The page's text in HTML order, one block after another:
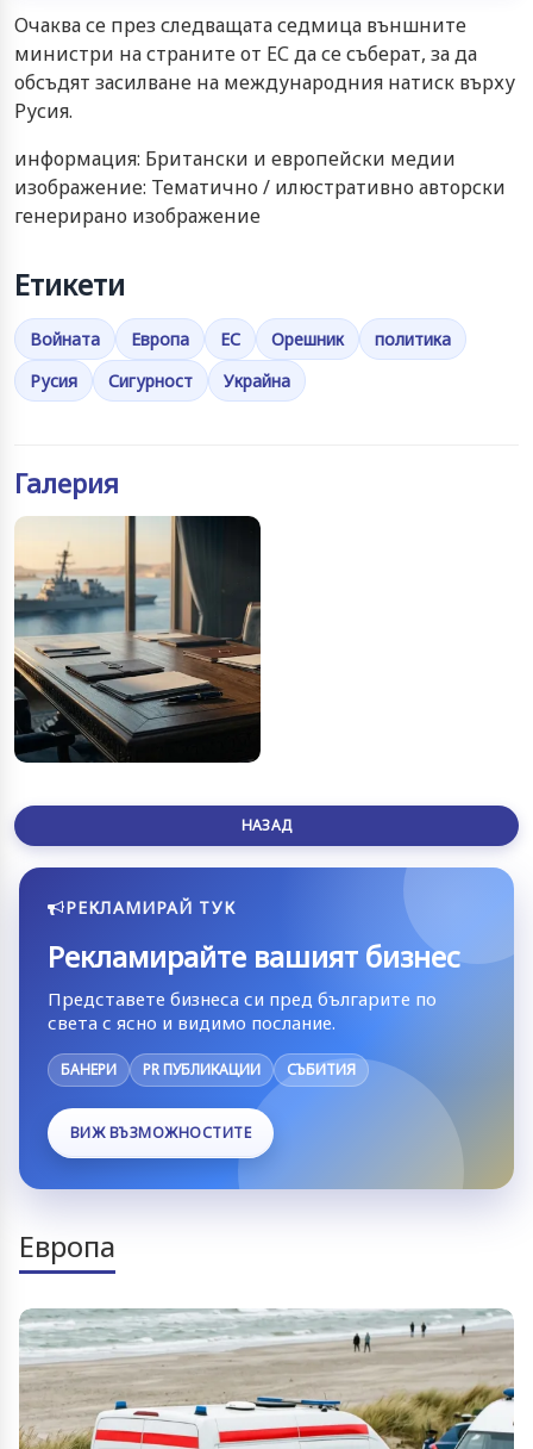
Очаква се през следващата седмица външните
министри на страните от ЕС да се съберат, за да
обсъдят засилване на международния натиск върху
Русия.
информация: Британски и европейски медии
изображение: Тематично / илюстративно авторски
генерирано изображение
Етикети
Войната Европа ЕС Орешник
политика
Русия
Сигурност Украйна
Галерия
НАЗАД
РЕКЛАМИРАЙ ТУК
Рекламирайте вашият бизнес
Представете бизнеса си пред българите по
света с ясно и видимо послание.
БАНЕРИ PR ПУБЛИКАЦИИ СЪБИТИЯ
ВИЖ ВЪЗМОЖНОСТИТЕ
Европа